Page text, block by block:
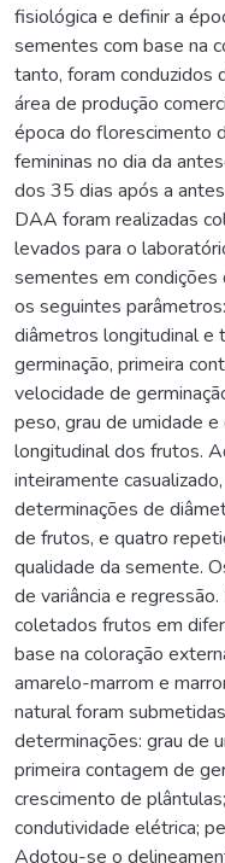
fisiológica e definir a
sementes com base na
tanto, foram conduzidos
área de produção
época do florescimento
femininas no dia da
dos 35 dias após a
DAA foram realizadas
levados para o
sementes em
os seguintes
diâmetros longitudinal e
germinação, primeira
velocidade de
peso, grau de umidade
longitudinal dos frutos.
inteiramente
determinações de
de frutos, e quatro
qualidade da semente.
de variância e
coletados frutos em
base na coloração
amarelo-marrom e
natural foram
determinações: grau de
primeira contagem de
crescimento de
condutividade elétrica;
Adotou-se o